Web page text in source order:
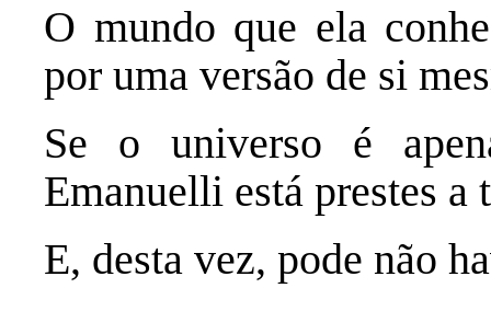
O mundo que ela
por uma versão de si
Se o universo é
Emanuelli está prestes a
E, desta vez, pode não